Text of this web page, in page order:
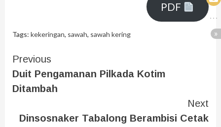
PDF
Tags: kekeringan, sawah, sawah kering
Previous
Duit Pengamanan Pilkada Kotim
Ditambah
Next
Dinsosnaker Tabalong Berambisi Cetak